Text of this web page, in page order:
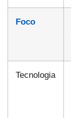
Foco
Tecnologia